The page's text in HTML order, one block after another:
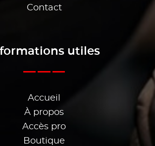
Contact
utiles
Accueil
À propos
Accès pro
Boutique